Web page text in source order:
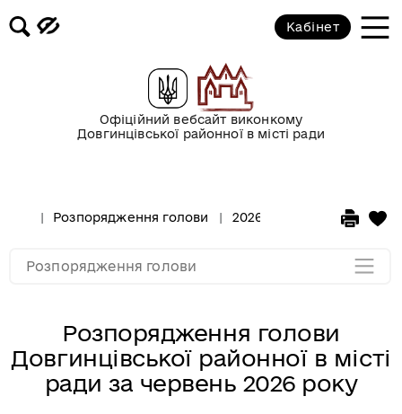
Офіційний вебсайт виконкому
Довгинцівської районної в місті ради
Кабінет
Розпорядження голови 2026 рік
Розпорядження голови
Довгинцівської районної в місті
ради за червень 2026 року
Розпорядження голови